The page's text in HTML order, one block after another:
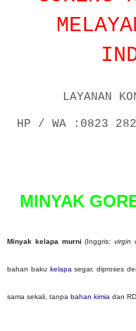
LAYANAN
HP / WA :0823
n
MINYAK
Minyak kelapa murni (Inggris: virgin
bahan baku kelapa segar, diproses
sama sekali, tanpa bahan kimia dan